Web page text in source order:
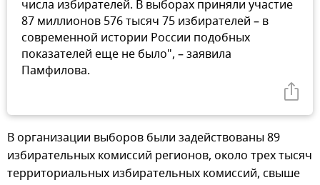
числа избирателей. В выборах приняли участие
87 миллионов 576 тысяч 75 избирателей – в
современной истории России подобных
показателей еще не было", – заявила
Памфилова.
В организации выборов были задействованы 89
избирательных комиссий регионов, около трех тысяч
территориальных избирательных комиссий, свыше